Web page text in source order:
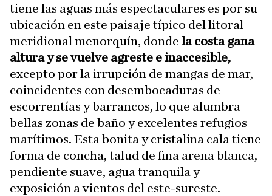
tiene las aguas más espectaculares es por su
ubicación en este paisaje típico del litoral
meridional menorquín, donde la costa gana
altura y se vuelve agreste e inaccesible,
excepto por la irrupción de mangas de mar,
coincidentes con desembocaduras de
escorrentías y barrancos, lo que alumbra
bellas zonas de baño y excelentes refugios
marítimos. Esta bonita y cristalina cala tiene
forma de concha, talud de fina arena blanca,
pendiente suave, agua tranquila y
exposición a vientos del este-sureste.